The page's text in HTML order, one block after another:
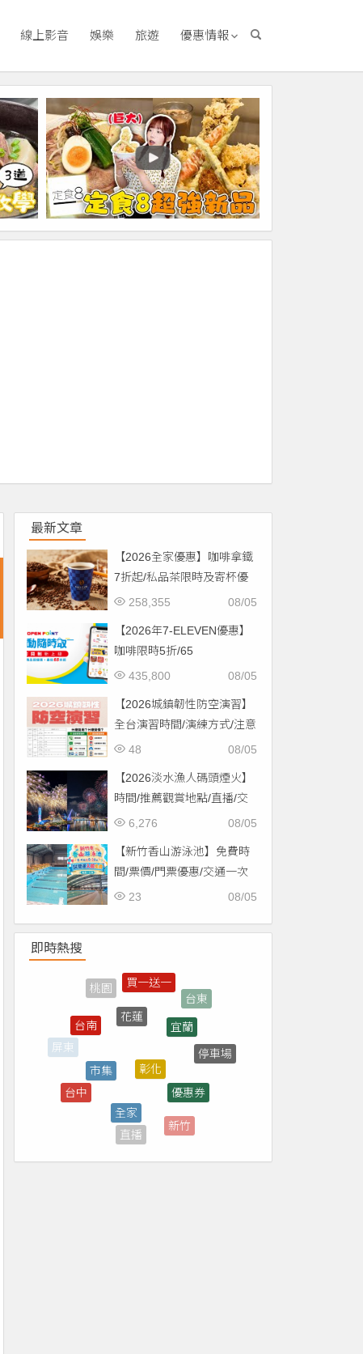
線上影音 娛樂 旅遊 優惠情報
最新文章
【2026全家優惠】咖啡拿鐵
7折起/私品茶限時及寄杯優
惠！價格/菜單一起看
08/05
258,355
【2026年7-ELEVEN優惠】
咖啡限時5折/65
折/CITYCAFE菜單一起看！
08/05
435,800
【2026城鎮韌性防空演習】
全台演習時間/演練方式/注意
事項一次看！
08/05
48
【2026淡水漁人碼頭煙火】
時間/推薦觀賞地點/直播/交
通資訊一次看！
08/05
6,276
【新竹香山游泳池】免費時
間/票價/門票優惠/交通一次
看！
08/05
23
即時熱搜
屏東
台南
花蓮
宜蘭
抽獎
煙火
補助
台中
市集
彰化
優惠券
新竹
直播
全家